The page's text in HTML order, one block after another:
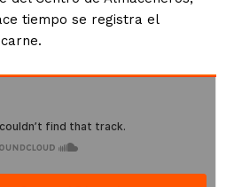
tiempo se registra el